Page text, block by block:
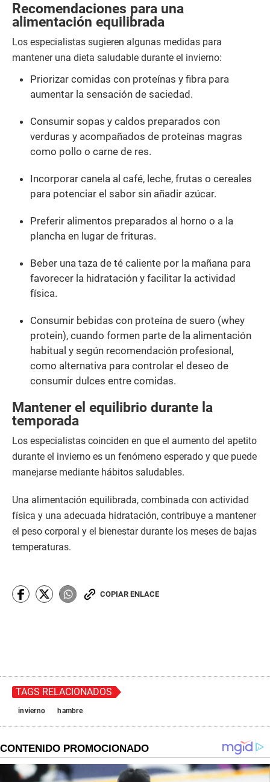
Recomendaciones para una
alimentación equilibrada
Los especialistas sugieren algunas medidas para
mantener una dieta saludable durante el invierno:
Priorizar comidas con proteínas y fibra para
aumentar la sensación de saciedad.
Consumir sopas y caldos preparados con
verduras y acompañados de proteínas magras
como pollo o carne de res.
Incorporar canela al café, leche, frutas o cereales
para potenciar el sabor sin añadir azúcar.
Preferir alimentos preparados al horno o a la
plancha en lugar de frituras.
Beber una taza de té caliente por la mañana para
favorecer la hidratación y facilitar la actividad
física.
Consumir bebidas con proteína de suero (whey
protein), cuando formen parte de la alimentación
habitual y según recomendación profesional,
como alternativa para controlar el deseo de
consumir dulces entre comidas.
Mantener el equilibrio durante la
temporada
Los especialistas coinciden en que el aumento del apetito
durante el invierno es un fenómeno esperado y que puede
manejarse mediante hábitos saludables.
Una alimentación equilibrada, combinada con actividad
física y una adecuada hidratación, contribuye a mantener
el peso corporal y el bienestar durante los meses de bajas
temperaturas.
COPIAR ENLACE
TAGS RELACIONADOS
invierno hambre